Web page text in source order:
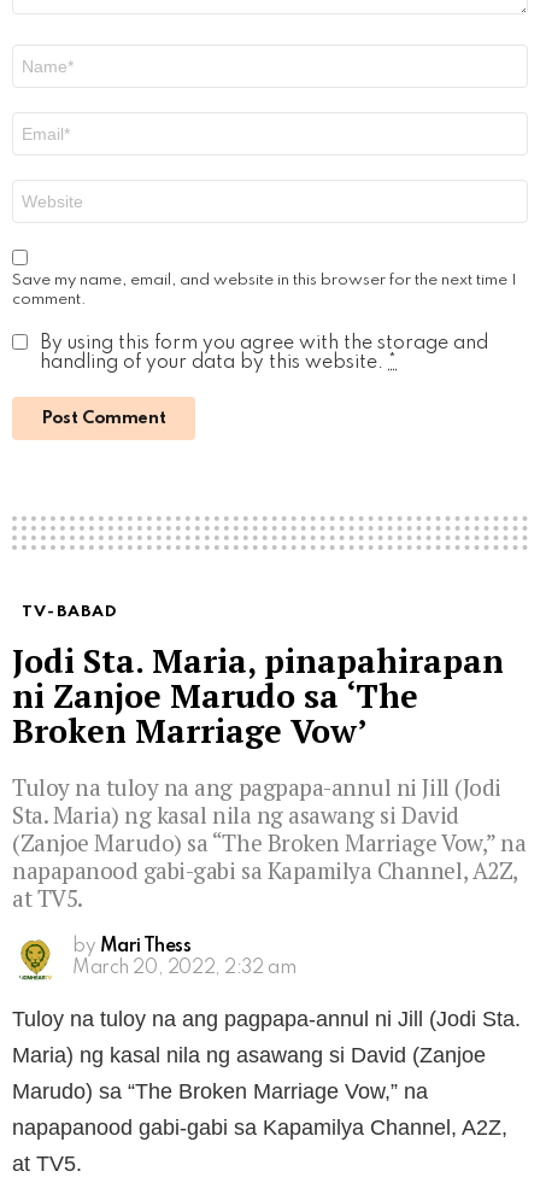
Save my name, email, and website in this browser for the next time I
comment.
By using this form you agree with the storage and
handling of your data by this website. *
TV-BABAD
Jodi Sta. Maria, pinapahirapan
ni Zanjoe Marudo sa ‘The
Broken Marriage Vow’
Tuloy na tuloy na ang pagpapa-annul ni Jill (Jodi
Sta. Maria) ng kasal nila ng asawang si David
(Zanjoe Marudo) sa “The Broken Marriage Vow,” na
napapanood gabi-gabi sa Kapamilya Channel, A2Z,
at TV5.
by Mari Thess
March 20, 2022, 2:32 am
Tuloy na tuloy na ang pagpapa-annul ni Jill (Jodi Sta.
Maria) ng kasal nila ng asawang si David (Zanjoe
Marudo) sa “The Broken Marriage Vow,” na
napapanood gabi-gabi sa Kapamilya Channel, A2Z,
at TV5.